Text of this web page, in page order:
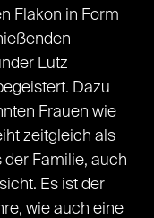
Flakon in Form
Lutz
Dazu
Frauen wie
zeitgleich als
der Familie, auch
Es ist der
wie auch eine